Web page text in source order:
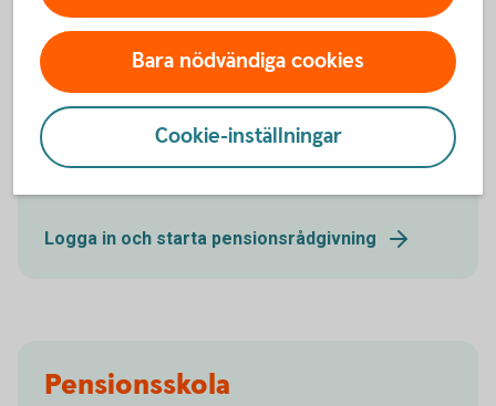
Få hjälp att spara till dig själv
Med vår digitala rådgivning får du förslag om hur just
Logga in och starta pensionsrådgivning
Pensionsskola
Bara nödvändiga cookies
Cookie-inställningar